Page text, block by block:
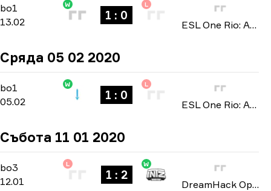
bo1 North America Open Qualifier 4
13.02
W
1 : 0
L
ESL One Rio: Americas Minor Championship 2020
Сряда 05 02 2020
bo1 North America Open Qualifier 2
05.02
W
1 : 0
L
ESL One Rio: Americas Minor Championship 2020
Събота 11 01 2020
bo3 North American Open Qualifier-
12.01
L
1 : 2
W
DreamHack Open: Leipzig 2020